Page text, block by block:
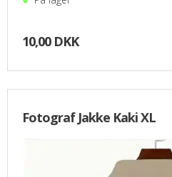
10,00 DKK
Fotograf Jakke Kaki XL